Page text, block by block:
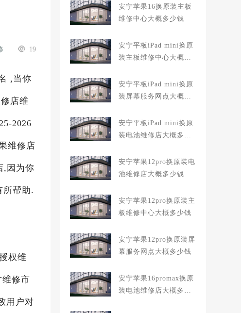
19
,当你
店维
2026
维修店
,因为你
所帮助.
权维
修市
用户对
安宁苹果16换原装主板
维修中心大概多少钱
安宁平板iPad mini换原
装主板维修中心大概多
安宁平板iPad mini换原
装屏幕服务网点大概多
安宁平板iPad mini换原
装电池维修店大概多少
安宁苹果12pro换原装电
池维修店大概多少钱
安宁苹果12pro换原装主
板维修中心大概多少钱
安宁苹果12pro换原装屏
幕服务网点大概多少钱
安宁苹果16promax换原
装电池维修店大概多少